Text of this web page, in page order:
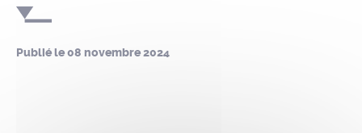
Publié le08 novembre 2024